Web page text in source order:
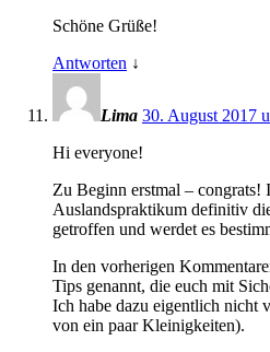
Schöne Grüße!
Antworten ↓
Lima 30. August 2017
Hi everyone!
Zu Beginn erstmal – congrats!
Auslandspraktikum definitiv
getroffen und werdet es
In den vorherigen
Tips genannt, die euch mit
Ich habe dazu eigentlich nicht
von ein paar Kleinigkeiten).